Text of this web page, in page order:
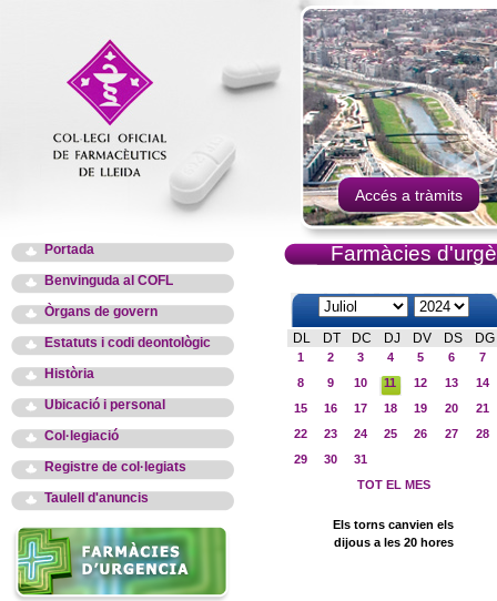
Accés a tràmits
Portada
Benvinguda al COFL
Òrgans de govern
Estatuts i codi deontològic
Història
Ubicació i personal
Col·legiació
Registre de col·legiats
Taulell d'anuncis
Farmàcies
DL DT DC DJ DV DS DG
1 2 3 4 5 6
7
8
9 10 11 12 13
14
15
16 17 18 19 20
21
22
23 24 25 26 27
28
29
30
31
TOT EL MES
Els torns canvien els
dijous a les 20 hores